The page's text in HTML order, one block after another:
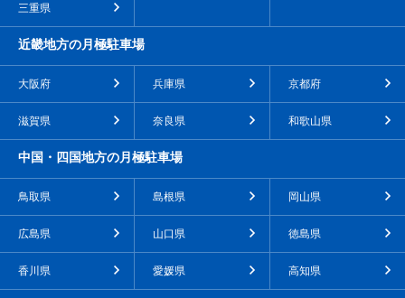
三重県
近畿地方の月極駐車場
大阪府 兵庫県 京都府
滋賀県 奈良県 和歌山県
中国・四国地方の月極駐車場
鳥取県 島根県 岡山県
広島県 山口県 徳島県
香川県 愛媛県 高知県